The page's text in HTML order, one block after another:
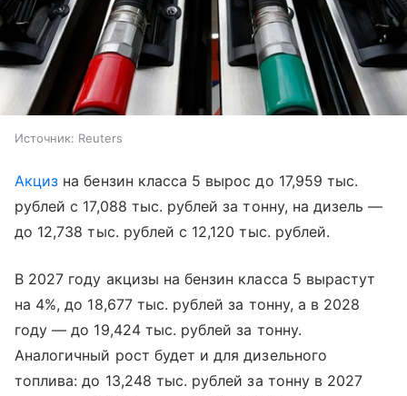
Источник: Reuters
Акциз на бензин класса 5 вырос до 17,959 тыс.
рублей с 17,088 тыс. рублей за тонну, на дизель —
до 12,738 тыс. рублей с 12,120 тыс. рублей.
В 2027 году акцизы на бензин класса 5 вырастут
на 4%, до 18,677 тыс. рублей за тонну, а в 2028
году — до 19,424 тыс. рублей за тонну.
Аналогичный рост будет и для дизельного
топлива: до 13,248 тыс. рублей за тонну в 2027